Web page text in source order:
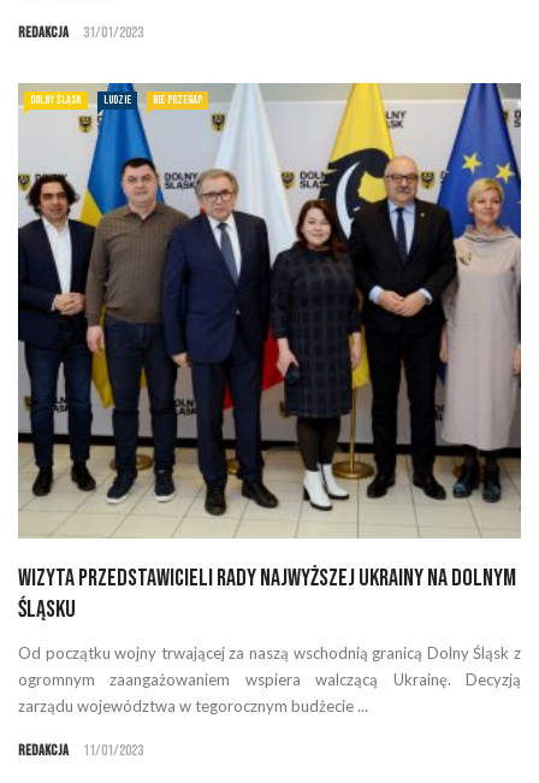
Redakcja 31/01/2023
DOLNY ŚLĄSK LUDZIE NIE PRZEGAP
Wizyta przedstawicieli Rady Najwyższej Ukrainy na Dolnym
Śląsku
Od początku wojny trwającej za naszą wschodnią granicą Dolny Śląsk z
ogromnym zaangażowaniem wspiera walczącą Ukrainę. Decyzją
zarządu województwa w tegorocznym budżecie ...
Redakcja 11/01/2023